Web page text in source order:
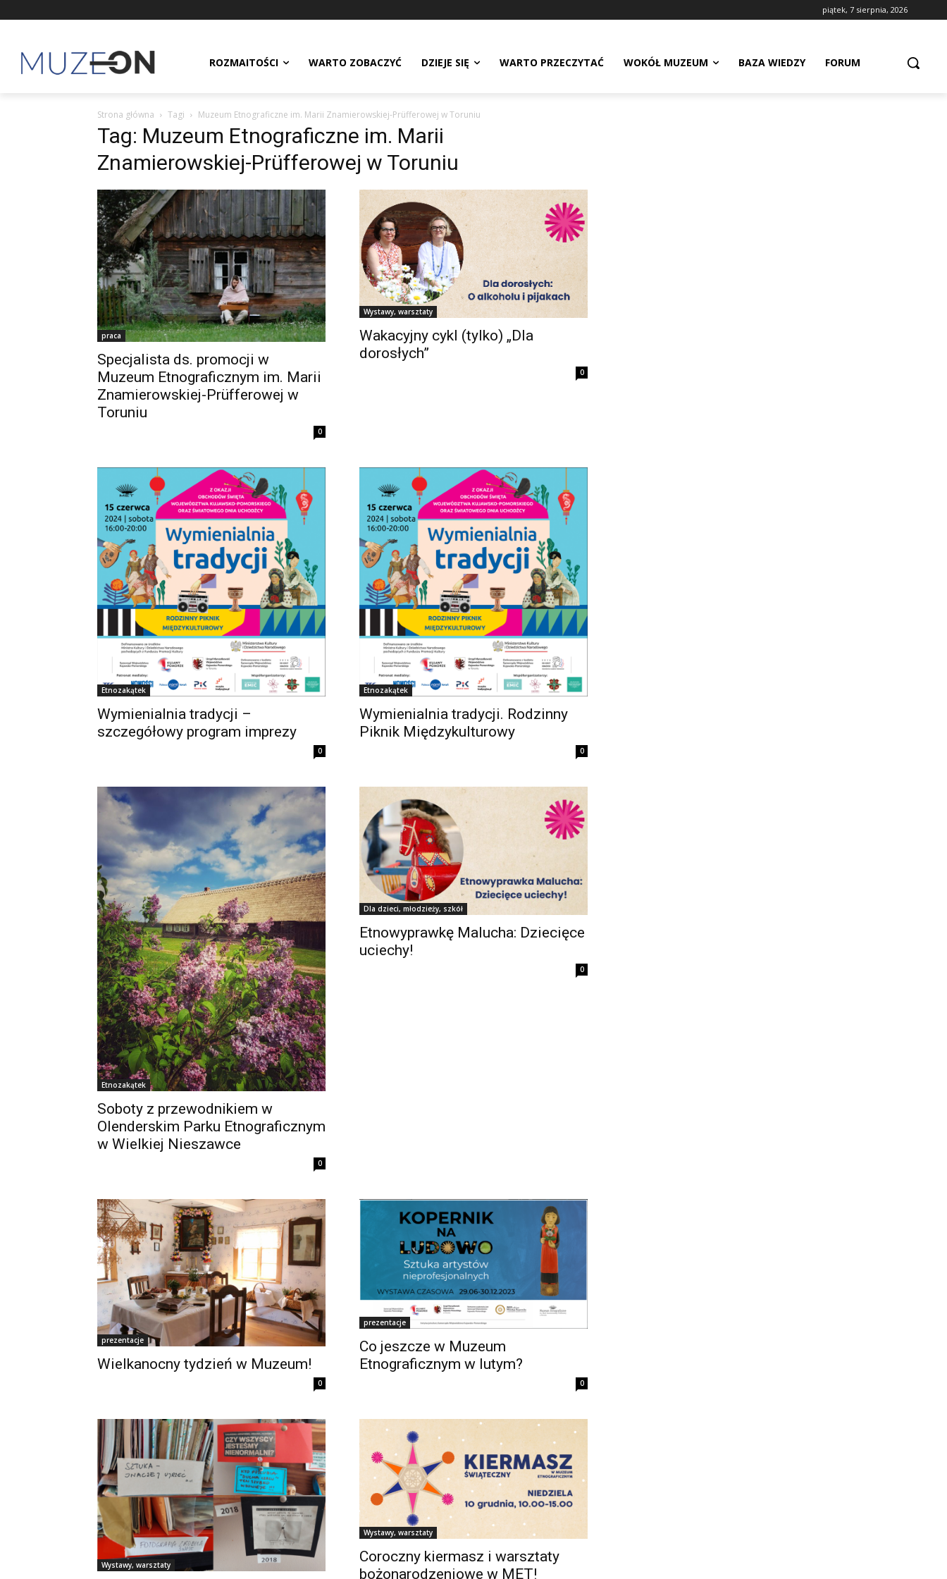
piątek, 7 sierpnia, 2026
ROZMAITOŚCI WARTO ZOBACZYĆ DZIEJE SIĘ WARTO PRZECZYTAĆ WOKÓŁ MUZEUM BAZA WIEDZY FORUM
Strona główna Tagi Muzeum Etnograficzne im. Marii Znamierowskiej-Prüfferowej w Toruniu
Tag: Muzeum Etnograficzne im. Marii
Znamierowskiej-Prüfferowej w Toruniu
praca
Specjalista ds. promocji w
Muzeum Etnograficznym im. Marii
Znamierowskiej-Prüfferowej w
Toruniu
0
Wystawy, warsztaty
Wakacyjny cykl (tylko) „Dla
dorosłych”
0
Etnozakątek
Wymienialnia tradycji –
szczegółowy program imprezy
0
Etnozakątek
Wymienialnia tradycji. Rodzinny
Piknik Międzykulturowy
0
Etnozakątek
Soboty z przewodnikiem w
Olenderskim Parku Etnograficznym
w Wielkiej Nieszawce
0
Dla dzieci, młodzieży, szkół
Etnowyprawkę Malucha: Dziecięce
uciechy!
0
prezentacje
Wielkanocny tydzień w Muzeum!
0
prezentacje
Co jeszcze w Muzeum
Etnograficznym w lutym?
0
Wystawy, warsztaty
Wystawy, warsztaty
Coroczny kiermasz i warsztaty
bożonarodzeniowe w MET!